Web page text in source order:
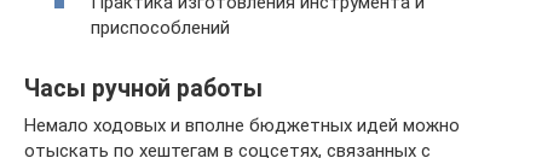
приспособлений
Часы ручной работы
Немало ходовых и вполне бюджетных идей можно
отыскать по хештегам в соцсетях, связанных с